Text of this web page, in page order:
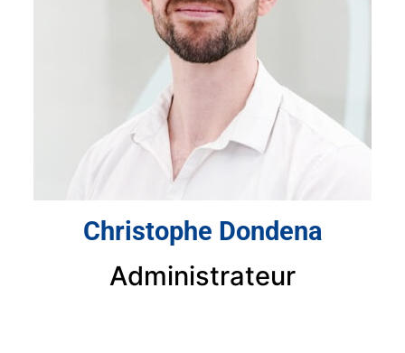
Christophe Dondena
Administrateur